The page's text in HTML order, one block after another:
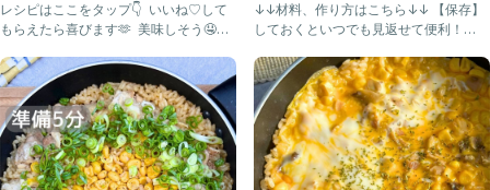
マ
レシピはここをタップ👇 ⁡ いいね♡して
もらえたら喜びます🫶 ⁡ 美味しそう🤤作
ピ
↓↓材料、作り方はこちら↓↓ 【保存】
しておくといつでも見返せて便利！